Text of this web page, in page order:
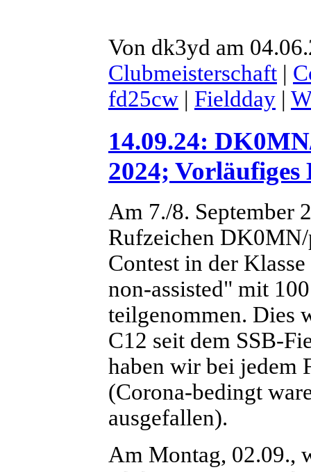
Von dk3yd am
Clubmeisterschaft |
fd25cw | Fieldday |
14.09.24:
2024; Vorläufiges
Am 7./8. September
Rufzeichen
Contest in der
non-assisted" mit
teilgenommen. Dies
C12 seit dem SSB-
haben wir bei jedem
(Corona-bedingt
ausgefallen).
Am Montag, 02.09.,